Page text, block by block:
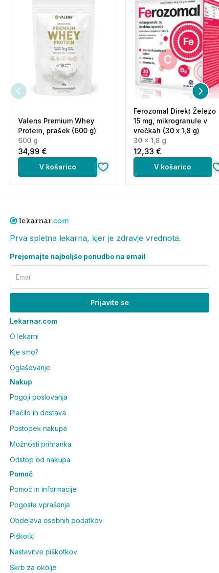
Valens Premium Whey
Protein, prašek (600 g)
600 g
34,99 €
V košarico
Ferozomal Direkt Železo
15 mg, mikrogranule v
vrečkah (30 x 1,8 g)
30 x 1,8 g
12,33 €
V košarico
Prva spletna lekarna, kjer je zdravje vrednota.
Prejemajte najboljšo ponudbo na email
Email
Prijavite se
Lekarnar.com
O lekarni
Kje smo?
Oglaševanje
Nakup
Pogoji poslovanja
Plačilo in dostava
Postopek nakupa
Možnosti prihranka
Odstop od nakupa
Pomoč
Pomoč in informacije
Pogosta vprašanja
Obdelava osebnih podatkov
Piškotki
Nastavitve piškotkov
Skrb za okolje